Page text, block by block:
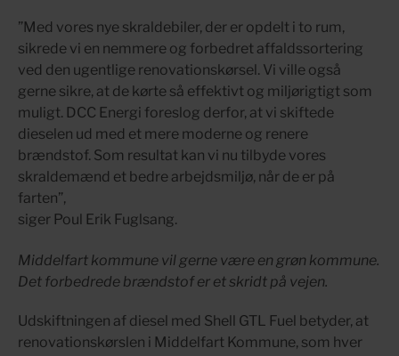
”Med vores nye skraldebiler, der er opdelt i to rum,
sikrede vi en nemmere og forbedret affaldssortering
ved den ugentlige renovationskørsel. Vi ville også
gerne sikre, at de kørte så effektivt og miljørigtigt som
muligt. DCC Energi foreslog derfor, at vi skiftede
dieselen ud med et mere moderne og renere
brændstof. Som resultat kan vi nu tilbyde vores
skraldemænd et bedre arbejdsmiljø, når de er på
farten”,
siger Poul Erik Fuglsang.
Middelfart kommune vil gerne være en grøn kommune.
Det forbedrede brændstof er et skridt på vejen.
Udskiftningen af diesel med Shell GTL Fuel betyder, at
renovationskørslen i Middelfart Kommune, som hver